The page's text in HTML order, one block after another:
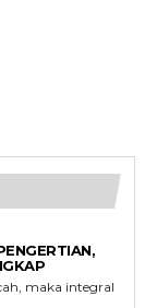
maka integral